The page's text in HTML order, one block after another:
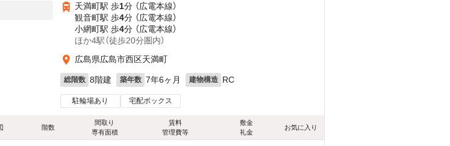
天満町駅 歩1分 （広電本線）
観音町駅 歩4分 （広電本線）
小網町駅 歩4分 （広電本線）
ほか4駅（徒歩20分圏内）
広島県広島市西区天満町
総階数 8階建 築年数 7年6ヶ月 建物構造 RC
駐輪場あり 宅配ボックス
階数
間取り
専有面積
賃料
管理費等
敷金
礼金
お気に入り